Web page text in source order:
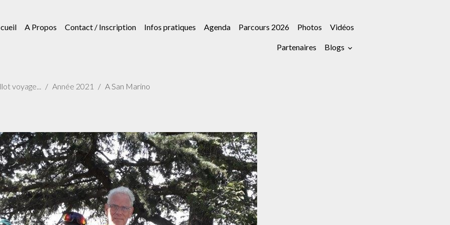
A Propos Contact / Inscription Infos pratiques Agenda Parcours 2026 Photos Vidéos
Partenaires Blogs
voyage... Année 2021 A San Marino